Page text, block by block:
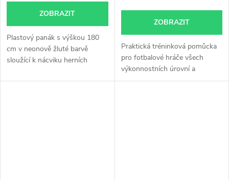
ZOBRAZIT
Plastový panák s výškou 180
cm v neonově žluté barvě
sloužící k nácviku herních
ZOBRAZIT
Praktická tréninková pomůcka
pro fotbalové hráče všech
výkonnostních úrovní a
fotbalové...